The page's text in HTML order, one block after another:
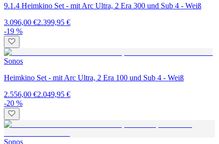
9.1.4 Heimkino Set - mit Arc Ultra, 2 Era 300 und Sub 4 - Weiß
3.096,00 €2.399,95 €
-19 %
Sonos
Heimkino Set - mit Arc Ultra, 2 Era 100 und Sub 4 - Weiß
2.556,00 €2.049,95 €
-20 %
Sonos